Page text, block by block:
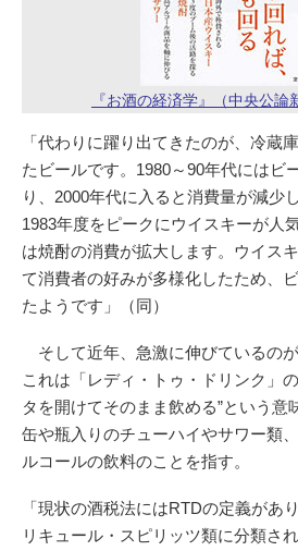
『お酒の経済学』（中央公論
「代わりに躍り出てきたのが、冷蔵
たビールです。1980～90年代にはビ
り、2000年代に入ると消費量が減少
1983年度をピークにウイスキーが人
は焼酎の消費が拡大します。ウイス
て消費者の好みが多様化したため、
たようです」（同）
そして近年、急激に伸びているのが
これは「レディ・トゥ・ドリンク」
タを開けてそのまま飲める”という意
缶や瓶入りのチューハイやサワー類
ルコールの飲料のことを指す。
「現状の酒税法にはRTDの定義があ
リキュール・スピリッツ類に分類さ